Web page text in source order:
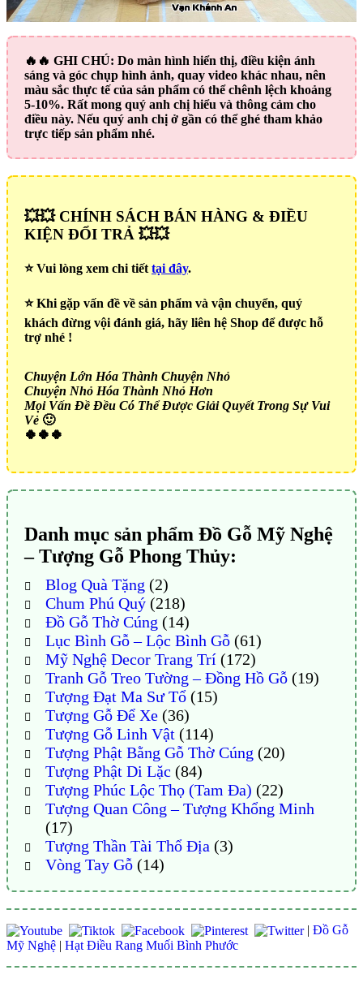
🔥🔥 GHI CHÚ: Do màn hình hiển thị, điều kiện ánh
sáng và góc chụp hình ảnh, quay video khác nhau, nên
màu sắc thực tế của sản phẩm có thể chênh lệch khoảng
5-10%. Rất mong quý anh chị hiểu và thông cảm cho
điều này. Nếu quý anh chị ở gần có thể ghé tham khảo
trực tiếp sản phẩm nhé.
💥💥 CHÍNH SÁCH BÁN HÀNG & ĐIỀU
KIỆN ĐỔI TRẢ 💥💥
⭐️ Vui lòng xem chi tiết tại đây.
⭐️ Khi gặp vấn đề về sản phẩm và vận chuyển, quý
khách đừng vội đánh giá, hãy liên hệ Shop để được hỗ
trợ nhé !
Chuyện Lớn Hóa Thành Chuyện Nhỏ
Chuyện Nhỏ Hóa Thành Nhỏ Hơn
Mọi Vấn Đề Đều Có Thể Được Giải Quyết Trong Sự Vui
Vẻ 🙂
🍀🍀🍀
Danh mục sản phẩm Đồ Gỗ Mỹ Nghệ
– Tượng Gỗ Phong Thủy:
Blog Quà Tặng (2)
Chum Phú Quý(218)
Đồ Gỗ Thờ Cúng (14)
Lục Bình Gỗ – Lộc Bình Gỗ(61)
Mỹ Nghệ Decor Trang Trí(172)
Tranh Gỗ Treo Tường – Đồng Hồ Gỗ(19)
Tượng Đạt Ma Sư Tổ(15)
Tượng Gỗ Để Xe(36)
Tượng Gỗ Linh Vật(114)
Tượng Phật Bằng Gỗ Thờ Cúng (20)
Tượng Phật Di Lặc (84)
Tượng Phúc Lộc Thọ (Tam Đa) (22)
Tượng Quan Công – Tượng Khổng Minh
(17)
Tượng Thần Tài Thổ Địa (3)
Vòng Tay Gỗ(14)
| Đồ Gỗ
Mỹ Nghệ | Hạt Điều Rang Muối Bình Phước